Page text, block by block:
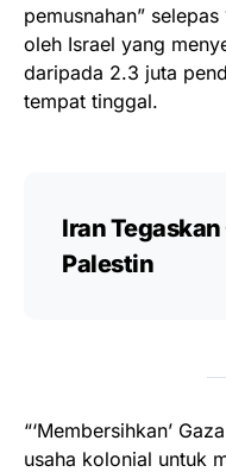
pemusnahan”
oleh Israel yang
daripada 2.3 juta
tempat tinggal.
Iran
Palestin
“‘Membersihkan’
usaha kolonial untuk